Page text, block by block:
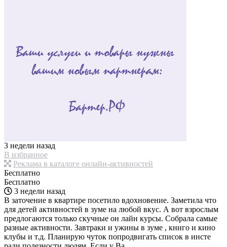
3 недели назад
В избранное
Реклама в каталоге онлайн-активностей
Бесплатно
Бесплатно
3 недели назад
В заточение в квартире посетило вдохновение. Заметила что
для детей активностей в зуме на любой вкус. А вот взрослым
предлогаются только скучные он лайн курсы. Собрала самые
разные активности. Завтраки и ужины в зуме , книго и кино
клубы и т.д. Планирую чуток попродвигать список в инсте